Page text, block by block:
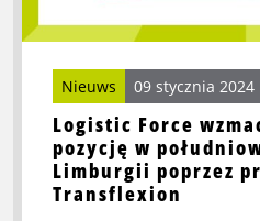
Logistic Force
pozycję w
Limburgii poprzez
Transflexion
Nieuws 09 stycznia 2024
Limburgii
poprzez
przejęcie
Transflexion